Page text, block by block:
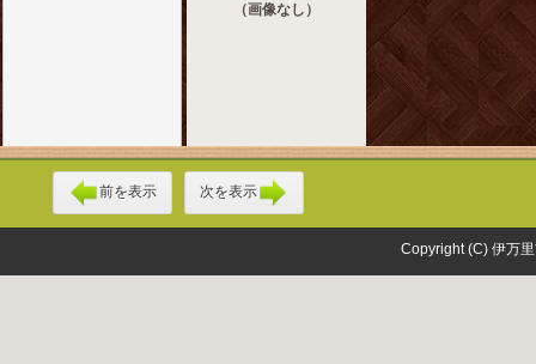
（画像なし）
前を表示 次を表示
Copyright (C) 伊万